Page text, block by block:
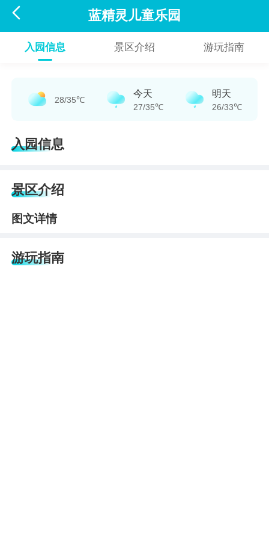
 蓝精灵儿童乐园
入园信息 景区介绍 游玩指南
28/35℃
今天
27/35℃
明天
26/33℃
入园信息
景区介绍
图文详情
游玩指南